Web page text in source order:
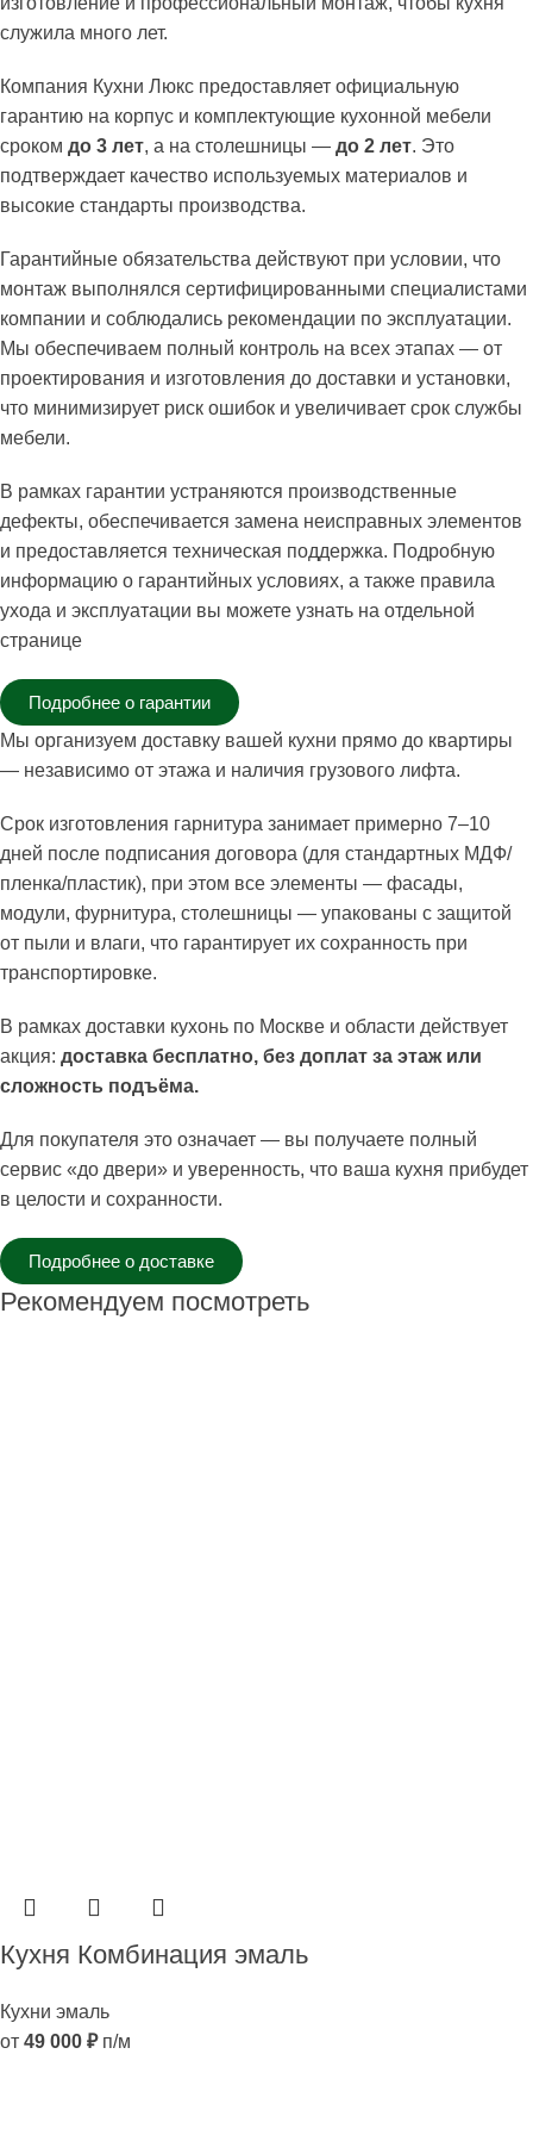
служила много лет.
Компания Кухни Люкс предоставляет официальную
гарантию на корпус и комплектующие кухонной мебели
сроком до 3 лет, а на столешницы — до 2 лет. Это
подтверждает качество используемых материалов и
высокие стандарты производства.
Гарантийные обязательства действуют при условии, что
монтаж выполнялся сертифицированными специалистами
компании и соблюдались рекомендации по эксплуатации.
Мы обеспечиваем полный контроль на всех этапах — от
проектирования и изготовления до доставки и установки,
что минимизирует риск ошибок и увеличивает срок службы
мебели.
В рамках гарантии устраняются производственные
дефекты, обеспечивается замена неисправных элементов
и предоставляется техническая поддержка. Подробную
информацию о гарантийных условиях, а также правила
ухода и эксплуатации вы можете узнать на отдельной
странице
Подробнее о гарантии
Мы организуем доставку вашей кухни прямо до квартиры
— независимо от этажа и наличия грузового лифта.
Срок изготовления гарнитура занимает примерно 7–10
дней после подписания договора (для стандартных МДФ/
пленка/пластик), при этом все элементы — фасады,
модули, фурнитура, столешницы — упакованы с защитой
от пыли и влаги, что гарантирует их сохранность при
транспортировке.
В рамках доставки кухонь по Москве и области действует
акция: доставка бесплатно, без доплат за этаж или
сложность подъёма.
Для покупателя это означает — вы получаете полный
сервис «до двери» и уверенность, что ваша кухня прибудет
в целости и сохранности.
Подробнее о доставке
Рекомендуем посмотреть
Кухня Комбинация эмаль
Кухни эмаль
от 49 000 ₽п/м